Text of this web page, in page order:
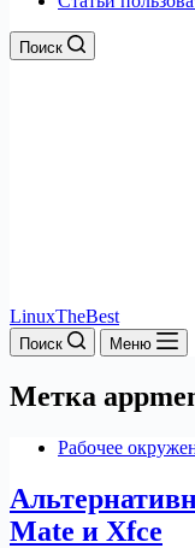
Поиск
LinuxTheBest
Поиск Меню
Метка
Рабочее
Mate и Xfce